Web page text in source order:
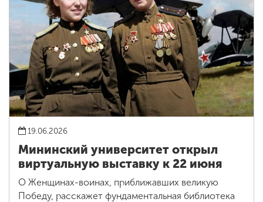
19.06.2026
Мининский университет открыл
виртуальную выставку к 22 июня
О Женщинах-воинах, приближавших великую
Победу, расскажет фундаментальная библиотека